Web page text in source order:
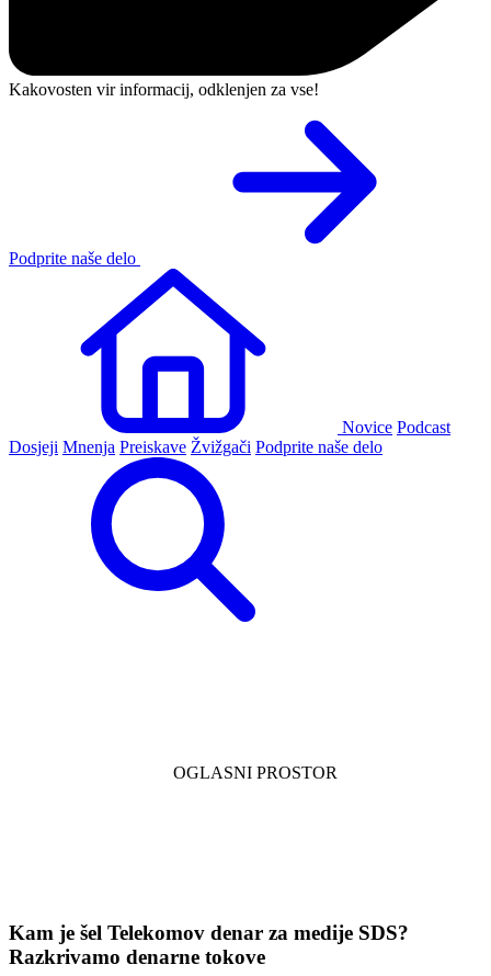
Kakovosten vir informacij, odklenjen za vse!
Podprite naše delo
Novice Podcast
Dosjeji Mnenja Preiskave Žvižgači Podprite naše delo
Kam je šel Telekomov denar za medije SDS?
Razkrivamo denarne tokove